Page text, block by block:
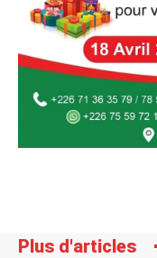
Plus d'articles